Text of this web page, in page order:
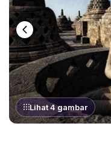
Lihat 4 gambar